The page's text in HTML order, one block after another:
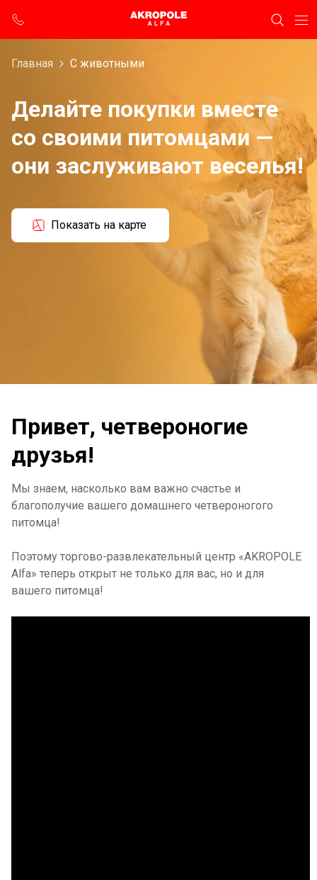
Главная С животными
Делайте покупки вместе
со своими питомцами —
они заслуживают веселья!
Показать на карте
Привет, четвероногие
друзья!
Мы знаем, насколько вам важно счастье и
благополучие вашего домашнего четвероногого
питомца!
Поэтому торгово-развлекательный центр «AKROPOLE
Alfa» теперь открыт не только для вас, но и для
вашего питомца!